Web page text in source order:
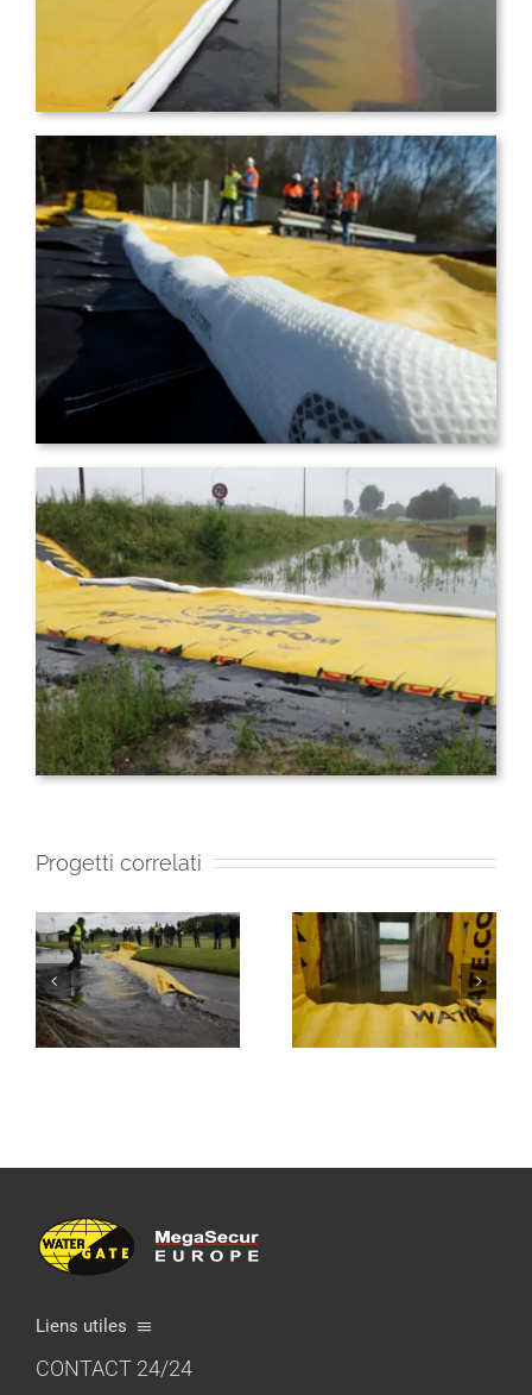
Progetti correlati
Liens utiles
Qualità e certificazione
CONTACT 24/24